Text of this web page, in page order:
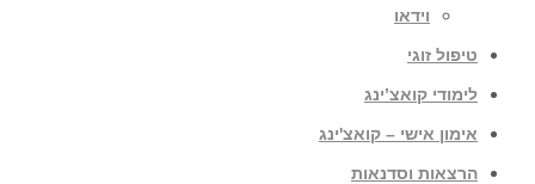
וידאו
טיפול זוגי
לימודי קואצ’ינג
אימון אישי – קואצ'ינג
הרצאות וסדנאות